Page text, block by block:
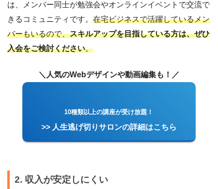
は、メンバー同士が勉強会やオンラインイベントで交流で
きるコミュニティです。 在宅ビジネスで活躍しているメン
バーもいるので、スキルアップを目指している方は、ぜひ
入会をご検討ください。
＼人気のWebデザインや動画編集も！／
10種類以上の講座が受け放題！
>> 人生逃げ切りサロンの詳細はこちら
2. 収入が安定しにくい